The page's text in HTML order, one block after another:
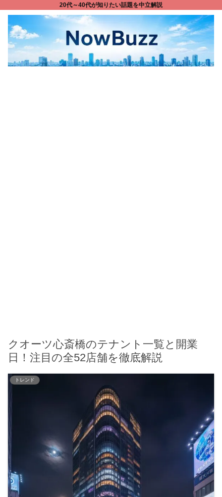
20代～40代が知りたい話題を中立解説
クオーツ心斎橋のテナント一覧と開業
日！注目の全52店舗を徹底解説
トレンド